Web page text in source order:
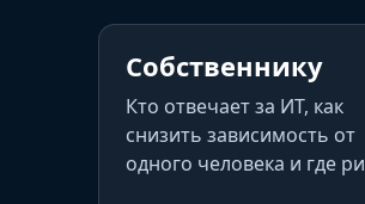
Собственнику
Кто отвечает за ИТ, как
снизить зависимость от
одного человека и где